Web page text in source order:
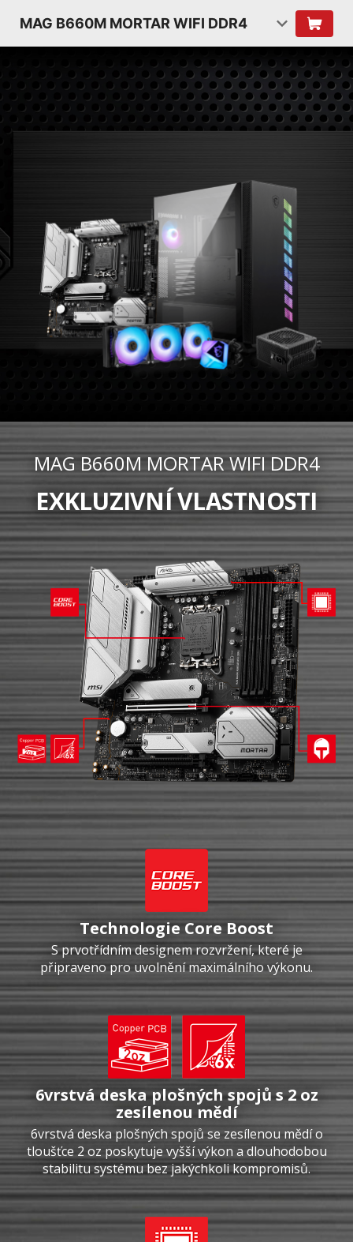
MAG B660M MORTAR WIFI DDR4
MAG B660M MORTAR WIFI DDR4
EXKLUZIVNÍ VLASTNOSTI
Technologie Core Boost
S prvotřídním designem rozvržení, které je
připraveno pro uvolnění maximálního výkonu.
6vrstvá deska plošných spojů s 2 oz
zesílenou mědí
6vrstvá deska plošných spojů se zesílenou mědí o
tloušťce 2 oz poskytuje vyšší výkon a dlouhodobou
stabilitu systému bez jakýchkoli kompromisů.